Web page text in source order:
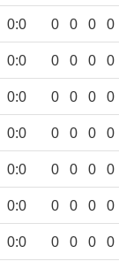
0:0 0 0 0 0
0:0 0 0 0 0
0:0 0 0 0 0
0:0 0 0 0 0
0:0 0 0 0 0
0:0 0 0 0 0
0:0 0 0 0 0